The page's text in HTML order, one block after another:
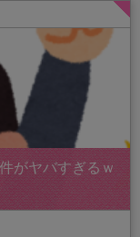
がヤバすぎるｗ